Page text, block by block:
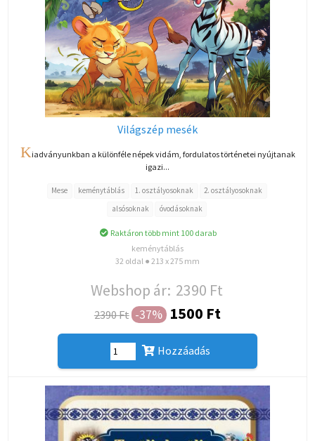
Világszép mesék
Kiadványunkban a különféle népek vidám, fordulatos történetei nyújtanak
igazi...
Mese keménytáblás 1. osztályosoknak
2. osztályosoknak
alsósoknak
óvodásoknak
Raktáron több mint 100 darab
keménytáblás
32 oldal ● 213 x 275 mm
Webshop ár: 2390 Ft
2390 Ft -37% 1500 Ft
Hozzáadás